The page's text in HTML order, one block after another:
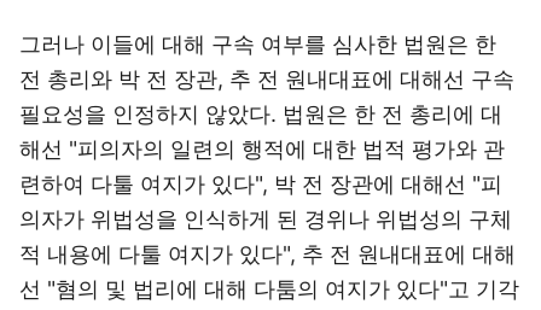
그러나 이들에 대해 구속 여부를 심사한 법원은 한
전 총리와 박 전 장관, 추 전 원내대표에 대해선 구속
필요성을 인정하지 않았다. 법원은 한 전 총리에 대
해선 "피의자의 일련의 행적에 대한 법적 평가와 관
련하여 다툴 여지가 있다", 박 전 장관에 대해선 "피
의자가 위법성을 인식하게 된 경위나 위법성의 구체
적 내용에 다툴 여지가 있다", 추 전 원내대표에 대해
선 "혐의 및 법리에 대해 다툼의 여지가 있다"고 기각